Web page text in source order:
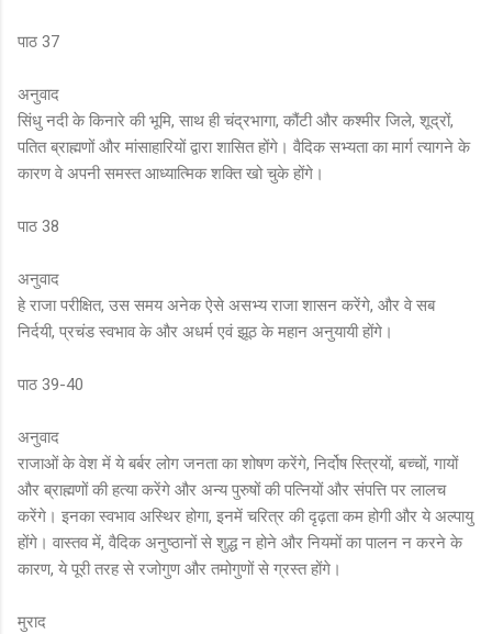
पाठ 37
अनुवाद
सिंधु नदी के किनारे की भूमि, साथ ही चंद्रभागा, कौंटी और कश्मीर जिले, शूद्रों,
पतित ब्राह्मणों और मांसाहारियों द्वारा शासित होंगे। वैदिक सभ्यता का मार्ग त्यागने के
कारण वे अपनी समस्त आध्यात्मिक शक्ति खो चुके होंगे।
पाठ 38
अनुवाद
हे राजा परीक्षित, उस समय अनेक ऐसे असभ्य राजा शासन करेंगे, और वे सब
निर्दयी, प्रचंड स्वभाव के और अधर्म एवं झूठ के महान अनुयायी होंगे।
पाठ 39-40
अनुवाद
राजाओं के वेश में ये बर्बर लोग जनता का शोषण करेंगे, निर्दोष स्त्रियों, बच्चों, गायों
और ब्राह्मणों की हत्या करेंगे और अन्य पुरुषों की पत्नियों और संपत्ति पर लालच
करेंगे। इनका स्वभाव अस्थिर होगा, इनमें चरित्र की दृढ़ता कम होगी और ये अल्पायु
होंगे। वास्तव में, वैदिक अनुष्ठानों से शुद्ध न होने और नियमों का पालन न करने के
कारण, ये पूरी तरह से रजोगुण और तमोगुणों से ग्रस्त होंगे।
मुराद